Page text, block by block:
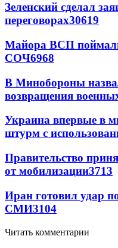
Зеленский сделал
переговорах30619
Майора ВСП
СОЧ6968
В Минобороны
возвращения
Украина впервые в
штурм с
Правительство
от мобилизации3713
Иран готовил удар
СМИ3104
Читать комментарии